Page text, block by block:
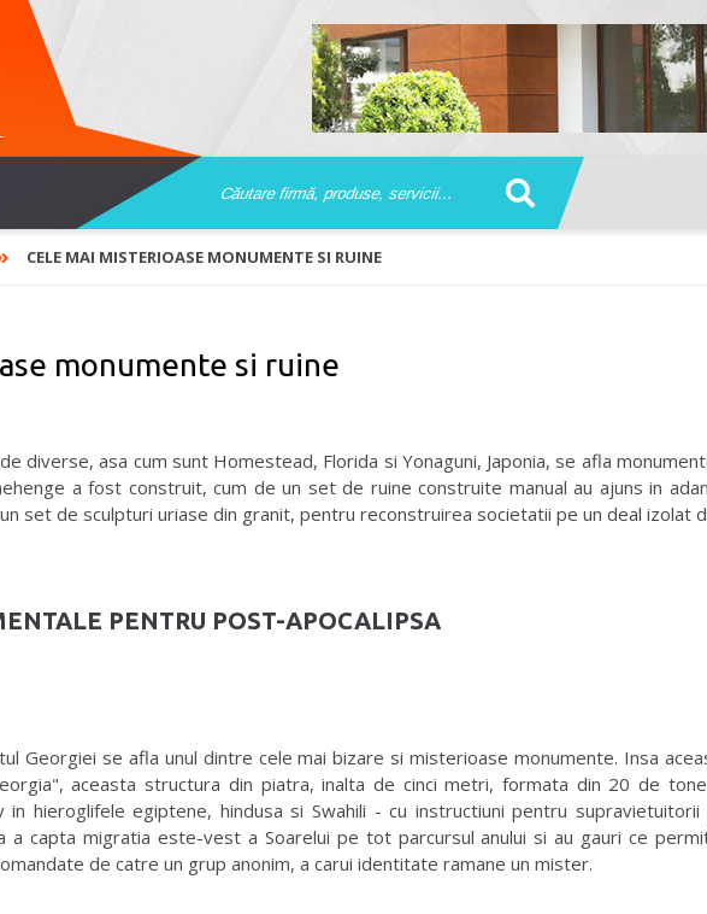
CELE MAI MISTERIOASE MONUMENTE SI RUINE
monumente si ruine
diverse, asa cum sunt Homestead, Florida si Yonaguni, Japonia, se afla
a fost construit, cum de un set de ruine construite manual au ajuns in
set de sculpturi uriase din granit, pentru reconstruirea societatii pe un deal izolat
PENTRU POST-APOCALIPSA
Georgiei se afla unul dintre cele mai bizare si misterioase monumente. Insa
aceasta structura din piatra, inalta de cinci metri, formata din 20 de
hieroglifele egiptene, hindusa si Swahili - cu instructiuni pentru
a capta migratia este-vest a Soarelui pe tot parcursul anului si au gauri ce
de catre un grup anonim, a carui identitate ramane un mister.